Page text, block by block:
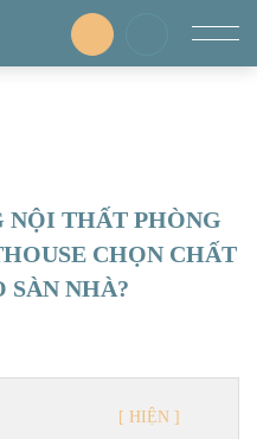
THẤT PHÒNG
CHỌN CHẤT
SÀN NHÀ?